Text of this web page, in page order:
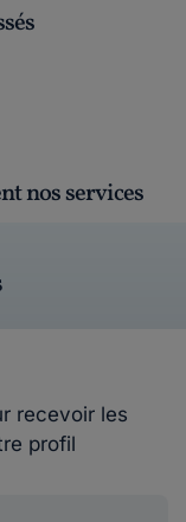
nos services
recevoir les
profil